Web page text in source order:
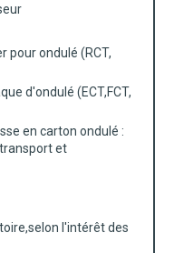
pour ondulé (RCT,
d'ondulé (ECT,FCT,
en carton ondulé :
et
l'intérêt des